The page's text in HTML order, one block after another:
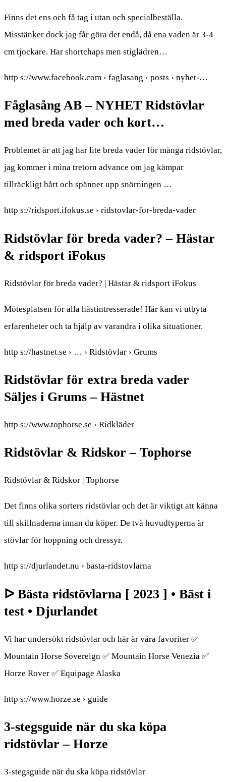
Finns det ens och få tag i utan och specialbeställa.
Misstänker dock jag får göra det endå, då ena vaden är 3-4
cm tjockare. Har shortchaps men stiglädren…
http s://www.facebook.com › faglasang › posts › nyhet-…
Fåglasång AB – NYHET Ridstövlar
med breda vader och kort…
Problemet är att jag har lite breda vader för många ridstövlar,
jag kommer i mina tretorn advance om jag kämpar
tillräckligt hårt och spänner upp snörningen …
http s://ridsport.ifokus.se › ridstovlar-for-breda-vader
Ridstövlar för breda vader? – Hästar
& ridsport iFokus
Ridstövlar för breda vader? | Hästar & ridsport iFokus
Mötesplatsen för alla hästintresserade! Här kan vi utbyta
erfarenheter och ta hjälp av varandra i olika situationer.
http s://hastnet.se › … › Ridstövlar › Grums
Ridstövlar för extra breda vader
Säljes i Grums – Hästnet
http s://www.tophorse.se › Ridkläder
Ridstövlar & Ridskor – Tophorse
Ridstövlar & Ridskor | Tophorse
Det finns olika sorters ridstövlar och det är viktigt att känna
till skillnaderna innan du köper. De två huvudtyperna är
stövlar för hoppning och dressyr.
http s://djurlandet.nu › basta-ridstovlarna
ᐅ Bästa ridstövlarna [ 2023 ] • Bäst i
test • Djurlandet
Vi har undersökt ridstövlar och här är våra favoriter ✅
Mountain Horse Sovereign ✅ Mountain Horse Venezia ✅
Horze Rover ✅ Equipage Alaska
http s://www.horze.se › guide
3-stegsguide när du ska köpa
ridstövlar – Horze
3-stegsguide när du ska köpa ridstövlar